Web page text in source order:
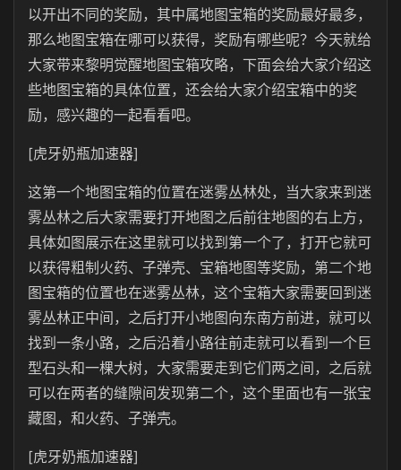
以开出不同的奖励，其中属地图宝箱的奖励最好最多，
那么地图宝箱在哪可以获得，奖励有哪些呢？今天就给
大家带来黎明觉醒地图宝箱攻略，下面会给大家介绍这
些地图宝箱的具体位置，还会给大家介绍宝箱中的奖
励，感兴趣的一起看看吧。
[虎牙奶瓶加速器]
这第一个地图宝箱的位置在迷雾丛林处，当大家来到迷
雾丛林之后大家需要打开地图之后前往地图的右上方，
具体如图展示在这里就可以找到第一个了，打开它就可
以获得粗制火药、子弹壳、宝箱地图等奖励，第二个地
图宝箱的位置也在迷雾丛林，这个宝箱大家需要回到迷
雾丛林正中间，之后打开小地图向东南方前进，就可以
找到一条小路，之后沿着小路往前走就可以看到一个巨
型石头和一棵大树，大家需要走到它们两之间，之后就
可以在两者的缝隙间发现第二个，这个里面也有一张宝
藏图，和火药、子弹壳。
[虎牙奶瓶加速器]